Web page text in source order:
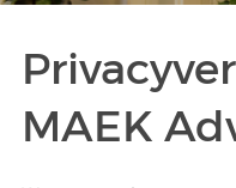
MAEK